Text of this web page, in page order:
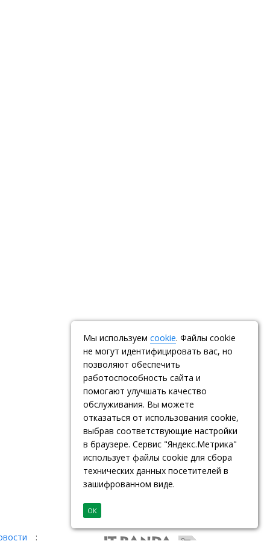
:
Мы используем cookie. Файлы cookie
не могут идентифицировать вас, но
позволяют обеспечить
работоспособность сайта и
помогают улучшать качество
обслуживания. Вы можете
отказаться от использования cookie,
выбрав соответствующие настройки
в браузере. Сервис "Яндекс.Метрика"
использует файлы cookie для сбора
технических данных посетителей в
зашифрованном виде.
ОК